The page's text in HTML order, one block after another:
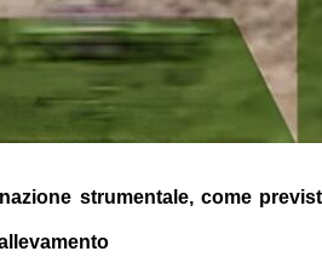
strumentale, come